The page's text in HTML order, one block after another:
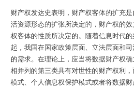
财产权发达史表明，财产权客体的扩充
活资源形态的扩张所决定的，财产权的
权客体的性质所决定的。随着信息时代
起，我国在国家政策层面、立法层面和
的需求。在理论上，应当将数据财产权
相并列的第三类具有对世性的财产权利
模式、个人信息权保护模式或者将数据